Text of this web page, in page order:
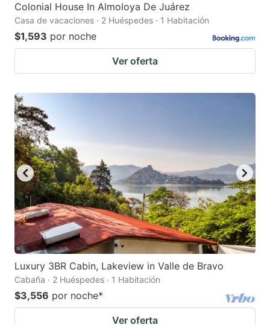
Colonial House In Almoloya De Juárez
Casa de vacaciones · 2 Huéspedes · 1 Habitación
$1,593 por noche
Ver oferta
Luxury 3BR Cabin, Lakeview in Valle de Bravo
Cabaña · 2 Huéspedes · 1 Habitación
$3,556 por noche*
Ver oferta